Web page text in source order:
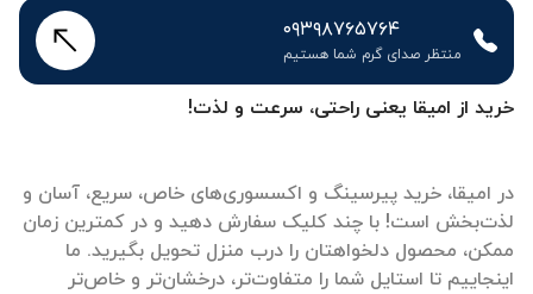
خرید از امیقا یعنی راحتی، سرعت و لذت!
در امیقا، خرید پیرسینگ و اکسسوری‌های خاص، سریع، آسان و
لذت‌بخش است! با چند کلیک سفارش دهید و در کمترین زمان
ممکن، محصول دلخواهتان را درب منزل تحویل بگیرید. ما
اینجاییم تا استایل شما را متفاوت‌تر، درخشان‌تر و خاص‌تر
۰۹۳۹۸۷۶۵۷۶۴
منتظر صدای گرم شما هستیم